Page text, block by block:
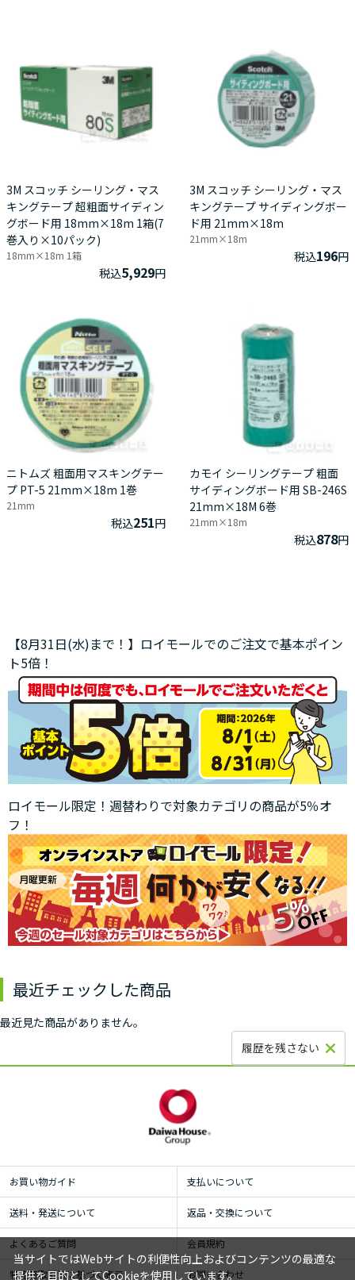
3M スコッチ シーリング・マス
キングテープ 超粗面サイディン
グボード用 18mm×18m 1箱(7
巻入り×10パック)
18mm×18m 1箱
税込5,929円
3M スコッチ シーリング・マス
キングテープ サイディングボー
ド用 21mm×18m
21mm×18m
税込196円
ニトムズ 粗面用マスキングテー
プ PT-5 21mm×18m 1巻
21mm
税込251円
カモイ シーリングテープ 粗面
サイディングボード用 SB-246S
21mm×18M 6巻
21mm×18m
税込878円
【8月31日(水)まで！】ロイモールでのご注文で基本ポイン
ト5倍！
ロイモール限定！週替わりで対象カテゴリの商品が5％オ
フ！
最近チェックした商品
最近見た商品がありません。
履歴を残さない
お買い物ガイド 支払いについて
送料・発送について 返品・交換について
よくあるご質問 会員規約
特定商取引法に基づく表示 お問い合わせ
当サイトではWebサイトの利便性向上およびコンテンツの最適な
提供を目的としてCookieを使用しています。